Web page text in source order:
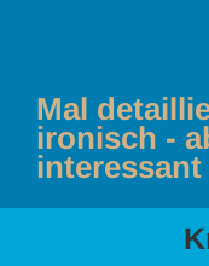
Mal
ironisch -
interessant